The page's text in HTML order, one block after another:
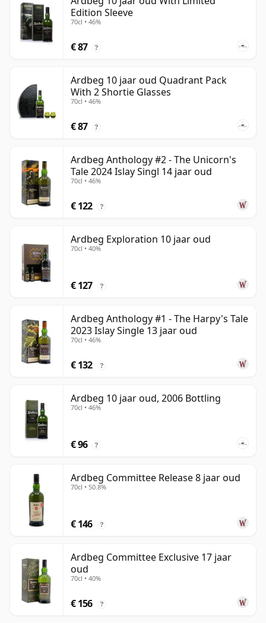
Edition Sleeve
70cl • 46%
€ 87 ?
Ardbeg 10 jaar oud Quadrant Pack
With 2 Shortie Glasses
70cl • 46%
€ 87 ?
Ardbeg Anthology #2 - The Unicorn's
Tale 2024 Islay Singl 14 jaar oud
70cl • 46%
€ 122 ?
Ardbeg Exploration 10 jaar oud
70cl • 40%
€ 127 ?
Ardbeg Anthology #1 - The Harpy's Tale
2023 Islay Single 13 jaar oud
70cl • 46%
€ 132 ?
Ardbeg 10 jaar oud, 2006 Bottling
70cl • 46%
€ 96 ?
Ardbeg Committee Release 8 jaar oud
70cl • 50.8%
€ 146 ?
Ardbeg Committee Exclusive 17 jaar
oud
70cl • 40%
€ 156 ?